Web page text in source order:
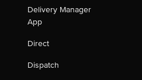
Delivery Manager
App
Direct
Dispatch